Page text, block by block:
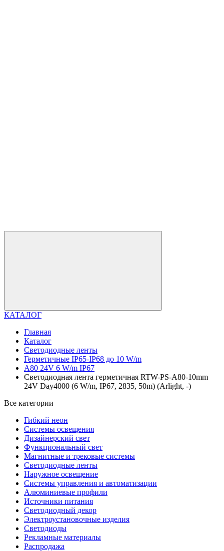
КАТАЛОГ
Главная
Каталог
Светодиодные ленты
Герметичные IP65-IP68 до 10 W/m
A80 24V 6 W/m IP67
Светодиодная лента герметичная RTW-PS-A80-10mm
24V Day4000 (6 W/m, IP67, 2835, 50m) (Arlight, -)
Все категории
Гибкий неон
Системы освещения
Дизайнерский свет
Функциональный свет
Магнитные и трековые системы
Светодиодные ленты
Наружное освещение
Системы управления и автоматизации
Алюминиевые профили
Источники питания
Светодиодный декор
Электроустановочные изделия
Светодиоды
Рекламные материалы
Распродажа